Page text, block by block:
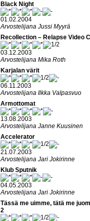
Black Night
01.02.2004
Arvostelijana Jussi Myyrä
Recollection – Relapse Video
03.12.2003
Arvostelijana Mika Roth
Karjalan värit
06.11.2003
Arvostelijana Ilkka Valpasvuo
Armottomat
13.08.2003
Arvostelijana Janne Kuusinen
Accelerator
21.07.2003
Arvostelijana Jari Jokirinne
Klub Sputnik
04.05.2003
Arvostelijana Jari Jokirinne
Tässä me uimme, tätä me
2